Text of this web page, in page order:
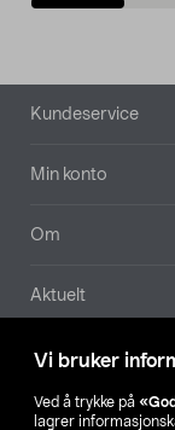
Vi bruker
Ved å trykke på
lagrer
Bunntekst
Kundeservice
Min konto
Om
Aktuelt
Våre selskaper